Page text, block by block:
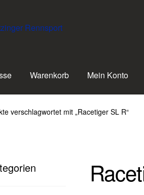
Warenkorb Mein Konto
verschlagwortet mit „Racetiger SL R“